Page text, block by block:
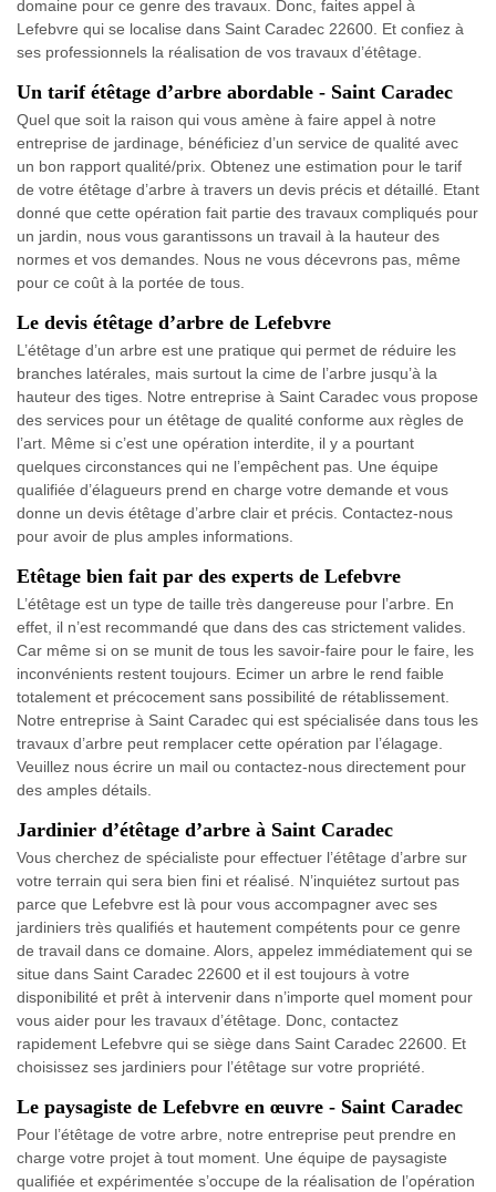
domaine pour ce genre des travaux. Donc, faites appel à
Lefebvre qui se localise dans Saint Caradec 22600. Et confiez à
ses professionnels la réalisation de vos travaux d’étêtage.
Un tarif étêtage d’arbre abordable - Saint Caradec
Quel que soit la raison qui vous amène à faire appel à notre
entreprise de jardinage, bénéficiez d’un service de qualité avec
un bon rapport qualité/prix. Obtenez une estimation pour le tarif
de votre étêtage d’arbre à travers un devis précis et détaillé. Etant
donné que cette opération fait partie des travaux compliqués pour
un jardin, nous vous garantissons un travail à la hauteur des
normes et vos demandes. Nous ne vous décevrons pas, même
pour ce coût à la portée de tous.
Le devis étêtage d’arbre de Lefebvre
L’étêtage d’un arbre est une pratique qui permet de réduire les
branches latérales, mais surtout la cime de l’arbre jusqu’à la
hauteur des tiges. Notre entreprise à Saint Caradec vous propose
des services pour un étêtage de qualité conforme aux règles de
l’art. Même si c’est une opération interdite, il y a pourtant
quelques circonstances qui ne l’empêchent pas. Une équipe
qualifiée d’élagueurs prend en charge votre demande et vous
donne un devis étêtage d’arbre clair et précis. Contactez-nous
pour avoir de plus amples informations.
Etêtage bien fait par des experts de Lefebvre
L’étêtage est un type de taille très dangereuse pour l’arbre. En
effet, il n’est recommandé que dans des cas strictement valides.
Car même si on se munit de tous les savoir-faire pour le faire, les
inconvénients restent toujours. Ecimer un arbre le rend faible
totalement et précocement sans possibilité de rétablissement.
Notre entreprise à Saint Caradec qui est spécialisée dans tous les
travaux d’arbre peut remplacer cette opération par l’élagage.
Veuillez nous écrire un mail ou contactez-nous directement pour
des amples détails.
Jardinier d’étêtage d’arbre à Saint Caradec
Vous cherchez de spécialiste pour effectuer l’étêtage d’arbre sur
votre terrain qui sera bien fini et réalisé. N’inquiétez surtout pas
parce que Lefebvre est là pour vous accompagner avec ses
jardiniers très qualifiés et hautement compétents pour ce genre
de travail dans ce domaine. Alors, appelez immédiatement qui se
situe dans Saint Caradec 22600 et il est toujours à votre
disponibilité et prêt à intervenir dans n’importe quel moment pour
vous aider pour les travaux d’étêtage. Donc, contactez
rapidement Lefebvre qui se siège dans Saint Caradec 22600. Et
choisissez ses jardiniers pour l’étêtage sur votre propriété.
Le paysagiste de Lefebvre en œuvre - Saint Caradec
Pour l’étêtage de votre arbre, notre entreprise peut prendre en
charge votre projet à tout moment. Une équipe de paysagiste
qualifiée et expérimentée s’occupe de la réalisation de l’opération